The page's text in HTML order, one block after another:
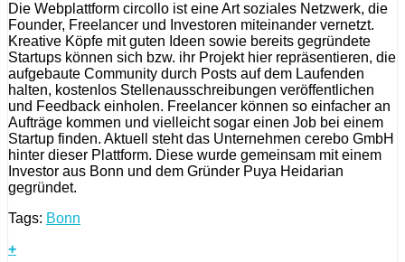
Die Webplattform circollo ist eine Art soziales Netzwerk, die
Founder, Freelancer und Investoren miteinander vernetzt.
Kreative Köpfe mit guten Ideen sowie bereits gegründete
Startups können sich bzw. ihr Projekt hier repräsentieren, die
aufgebaute Community durch Posts auf dem Laufenden
halten, kostenlos Stellenausschreibungen veröffentlichen
und Feedback einholen. Freelancer können so einfacher an
Aufträge kommen und vielleicht sogar einen Job bei einem
Startup finden. Aktuell steht das Unternehmen cerebo GmbH
hinter dieser Plattform. Diese wurde gemeinsam mit einem
Investor aus Bonn und dem Gründer Puya Heidarian
gegründet.
Tags: Bonn
+